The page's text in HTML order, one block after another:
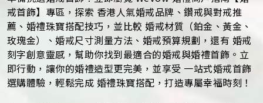
戒首飾】專區，探索 香港人氣婚戒品牌、鑽戒與對戒推
薦、婚禮珠寶搭配技巧，並比較 婚戒材質（鉑金、黃金、
玫瑰金）、婚戒尺寸測量方法、婚戒預算規劃，還有 婚戒
刻字創意靈感，幫助你找到最適合的婚戒與婚禮首飾。立
即行動，讓你的婚禮造型更完美，並享受 一站式婚戒首飾
選購體驗，輕鬆完成 婚禮珠寶搭配，打造專屬幸福時刻！